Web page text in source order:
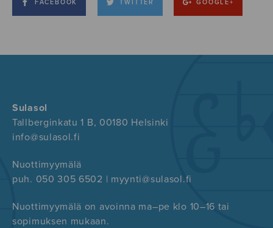
FACEBOOK TWITTER GOOGLE+
Sulasol
Tallberginkatu 1 B, 00180 Helsinki
info@sulasol.fi
Nuottimyymälä
puh. 050 305 6502 | myynti@sulasol.fi
Nuottimyymälä on avoinna ma–pe klo 10–16 tai
sopimuksen mukaan.